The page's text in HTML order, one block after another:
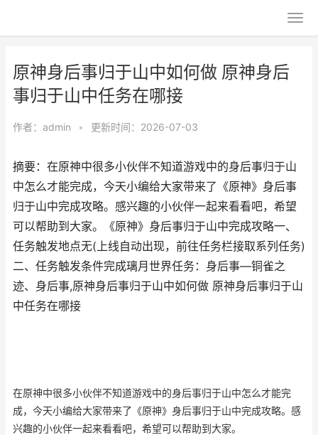
原神身后事归于山中如何做 原神身后
事归于山中任务在哪接
作者： admin • 更新时间：2026-07-03
摘要：在原神中很多小伙伴不知道游戏中的身后事归于山
中怎么才能完成，今天小编给大家带来了《原神》身后事
归于山中完成攻略。感兴趣的小伙伴一起来看看吧，希望
可以帮助到大家。《原神》身后事归于山中完成攻略一、
任务触发地点无(上线自动出现，前往任务栏接取系列任务)
二、任务触发条件完成璃月世界任务：身后事—铜雀之
迹、身后事,原神身后事归于山中如何做 原神身后事归于山
中任务在哪接
在原神中很多小伙伴不知道游戏中的身后事归于山中怎么才能完
成，今天小编给大家带来了《原神》身后事归于山中完成攻略。感
兴趣的小伙伴一起来看看吧，希望可以帮助到大家。